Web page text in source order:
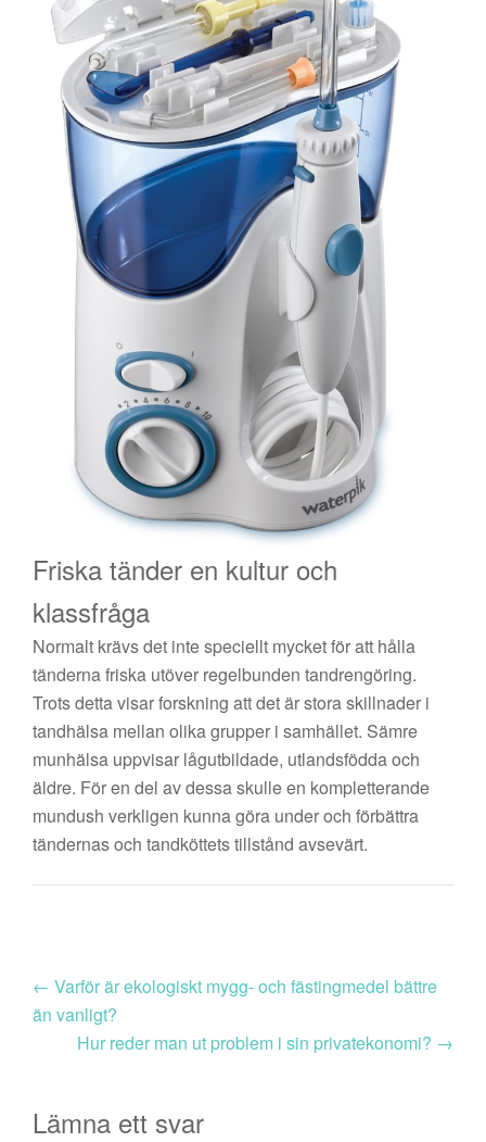
Friska tänder en kultur och
klassfråga
Normalt krävs det inte speciellt mycket för att hålla
tänderna friska utöver regelbunden tandrengöring.
Trots detta visar forskning att det är stora skillnader i
tandhälsa mellan olika grupper i samhället. Sämre
munhälsa uppvisar lågutbildade, utlandsfödda och
äldre. För en del av dessa skulle en kompletterande
mundush verkligen kunna göra under och förbättra
tändernas och tandköttets tillstånd avsevärt.
← Varför är ekologiskt mygg- och fästingmedel bättre
än vanligt?
Hur reder man ut problem i sin privatekonomi? →
Lämna ett svar